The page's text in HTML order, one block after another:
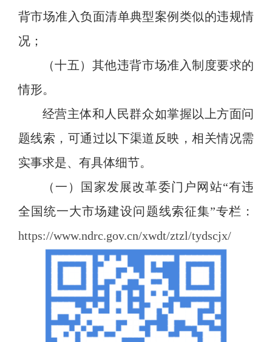
背市场准入负面清单典型案例类似的违规情
况；
（十五）其他违背市场准入制度要求的
情形。
经营主体和人民群众如掌握以上方面问
题线索，可通过以下渠道反映 ，相关情况需
实事求是、有具体细节。
（一）
国家发展改革委门户网站“有违
全国统一大市场建设问题线索征集”专栏 ：
https://www.ndrc.gov.cn/xwdt/ztzl/tydscjx/